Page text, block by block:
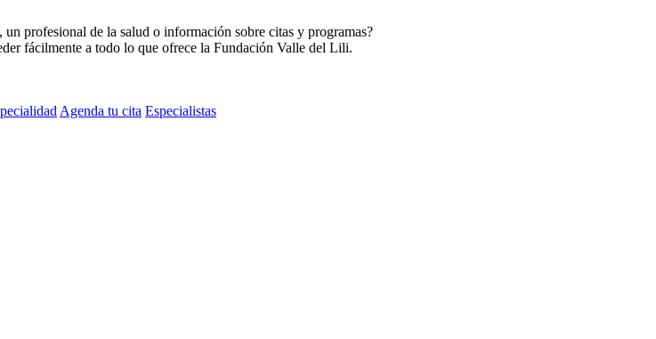
profesional de la salud o información sobre citas y programas?
fácilmente a todo lo que ofrece la Fundación Valle del Lili.
Agenda tu cita Especialistas